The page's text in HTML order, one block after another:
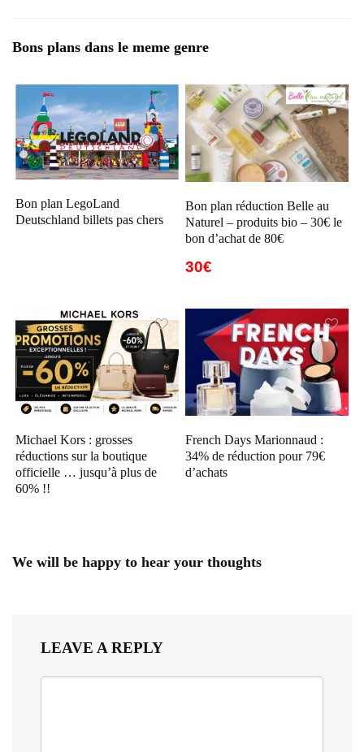
Bons plans dans le meme genre
Bon plan LegoLand
Deutschland billets pas chers
Bon plan réduction Belle au
Naturel – produits bio – 30€ le
bon d’achat de 80€
30€
Michael Kors : grosses
réductions sur la boutique
officielle … jusqu’à plus de
60% !!
French Days Marionnaud :
34% de réduction pour 79€
d’achats
We will be happy to hear your thoughts
LEAVE A REPLY